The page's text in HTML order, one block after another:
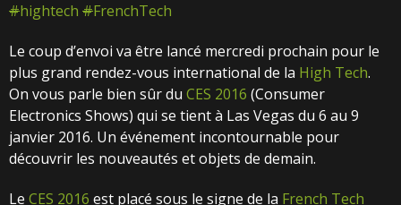
#hightech #FrenchTech
Le coup d’envoi va être lancé mercredi prochain pour le
plus grand rendez-vous international de la High Tech.
On vous parle bien sûr du CES 2016 (Consumer
Electronics Shows) qui se tient à Las Vegas du 6 au 9
janvier 2016. Un événement incontournable pour
découvrir les nouveautés et objets de demain.
Le CES 2016 est placé sous le signe de la French Tech